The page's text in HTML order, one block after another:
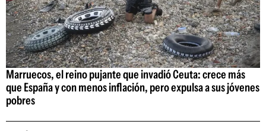
Marruecos, el reino pujante que invadió Ceuta: crece más
que España y con menos inflación, pero expulsa a sus jóvenes
pobres